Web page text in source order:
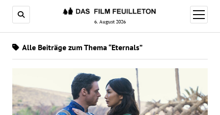
6. August 2026
Menü
öffnen
Alle Beiträge zum Thema “Eternals”